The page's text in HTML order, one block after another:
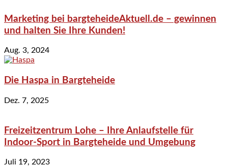
Marketing bei bargteheideAktuell.de – gewinnen
und halten Sie Ihre Kunden!
Aug. 3, 2024
Die Haspa in Bargteheide
Dez. 7, 2025
Freizeitzentrum Lohe – Ihre Anlaufstelle für
Indoor-Sport in Bargteheide und Umgebung
Juli 19, 2023